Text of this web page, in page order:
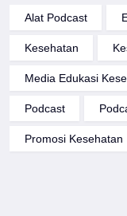
Alat Podcast
Kesehatan
Media Edukasi
Podcast
Promosi Kesehatan